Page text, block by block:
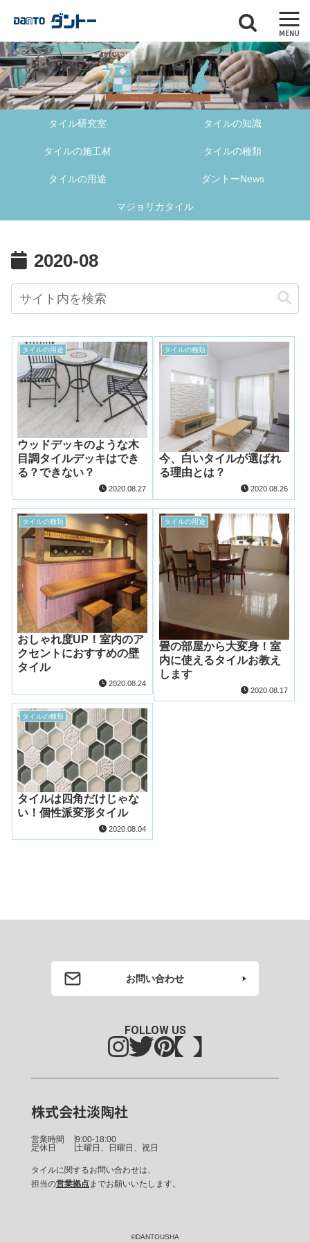
MENU
タイル研究室 タイルの知識
タイルの施工材 タイルの種類
タイルの用途 ダントーNews
マジョリカタイル
2020-08
タイルの用途
ウッドデッキのような木
目調タイルデッキはでき
る？できない？
2020.08.27
タイルの種類
今、白いタイルが選ばれ
る理由とは？
2020.08.26
タイルの種類
おしゃれ度UP！室内のア
クセントにおすすめの壁
タイル
2020.08.24
タイルの用途
畳の部屋から大変身！室
内に使えるタイルお教え
します
2020.08.17
タイルの種類
タイルは四角だけじゃな
い！個性派変形タイル
2020.08.04
お問い合わせ
株式会社淡陶社
営業時間
9:00-18:00
定休日
土曜日、日曜日、祝日
タイルに関するお問い合わせは、
担当の営業拠点までお願いいたします。
FOLLOW US
©DANTOUSHA